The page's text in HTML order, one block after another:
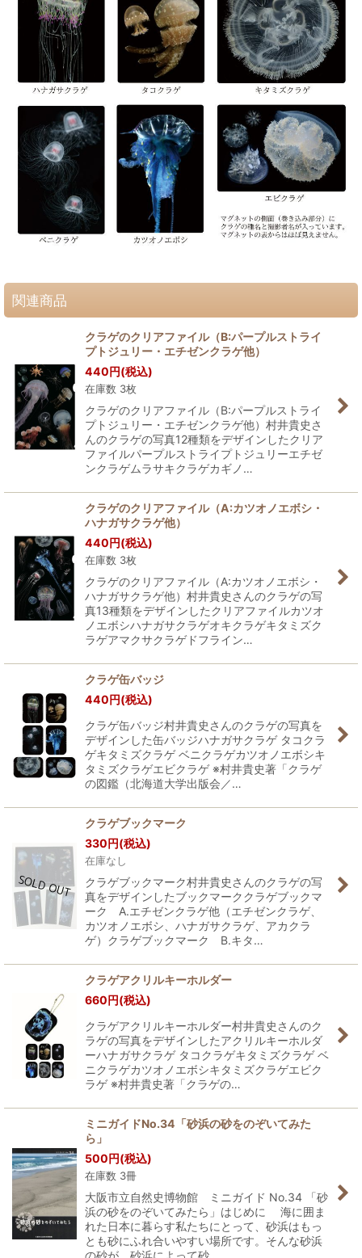
関連商品
クラゲのクリアファイル（B:パープルストライ
プトジュリー・エチゼンクラゲ他）
440円(税込)
在庫数 3枚
クラゲのクリアファイル（B:パープルストライ
プトジュリー・エチゼンクラゲ他）村井貴史さ
んのクラゲの写真12種類をデザインしたクリア
ファイルパープルストライプトジュリーエチゼ
ンクラゲムラサキクラゲカギノ…
クラゲのクリアファイル（A:カツオノエボシ・
ハナガサクラゲ他）
440円(税込)
在庫数 3枚
クラゲのクリアファイル（A:カツオノエボシ・
ハナガサクラゲ他）村井貴史さんのクラゲの写
真13種類をデザインしたクリアファイルカツオ
ノエボシハナガサクラゲオキクラゲキタミズク
ラゲアマクサクラゲドフライン…
クラゲ缶バッジ
440円(税込)
クラゲ缶バッジ村井貴史さんのクラゲの写真を
デザインした缶バッジハナガサクラゲ タコクラ
ゲキタミズクラゲ ベニクラゲカツオノエボシキ
タミズクラゲエビクラゲ ※村井貴史著「クラゲ
の図鑑（北海道大学出版会／…
クラゲブックマーク
330円(税込)
在庫なし
クラゲブックマーク村井貴史さんのクラゲの写
真をデザインしたブックマーククラゲブックマ
ーク A.エチゼンクラゲ他（エチゼンクラゲ、
カツオノエボシ、ハナガサクラゲ、アカクラ
ゲ）クラゲブックマーク B.キタ…
クラゲアクリルキーホルダー
660円(税込)
クラゲアクリルキーホルダー村井貴史さんのク
ラゲの写真をデザインしたアクリルキーホルダ
ーハナガサクラゲ タコクラゲキタミズクラゲ ベ
ニクラゲカツオノエボシキタミズクラゲエビク
ラゲ ※村井貴史著「クラゲの…
ミニガイドNo.34「砂浜の砂をのぞいてみた
ら」
500円(税込)
在庫数 3冊
大阪市立自然史博物館 ミニガイド No.34 「砂
浜の砂をのぞいてみたら」はじめに 海に囲ま
れた日本に暮らす私たちにとって、砂浜はもっ
とも砂にふれ合いやすい場所です。そんな砂浜
の砂が、砂浜によって砂…